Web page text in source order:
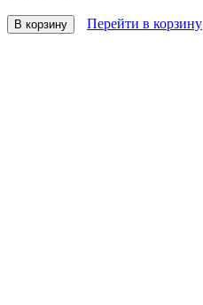
В корзину Перейти в корзину